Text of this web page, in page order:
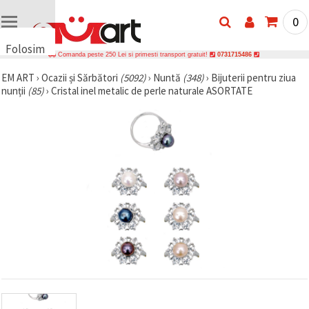
Folosim
uri
🍪 Folosim
traficul și a
0
Comanda peste 250 Lei si primesti transport gratuit! 0731715486
EM ART › Ocazii și Sărbători (5092)› Nuntă (348)› Bijuterii pentru ziua
nunții (85)› Cristal inel metalic de perle naturale ASORTATE